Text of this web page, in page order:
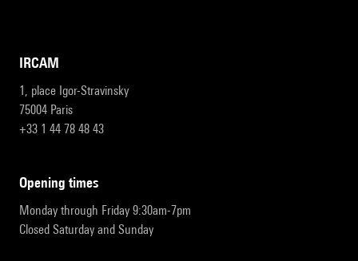
IRCAM
1, place Igor-Stravinsky
75004 Paris
+33 1 44 78 48 43
opening times
Monday through Friday 9:30am-7pm
Closed Saturday and Sunday